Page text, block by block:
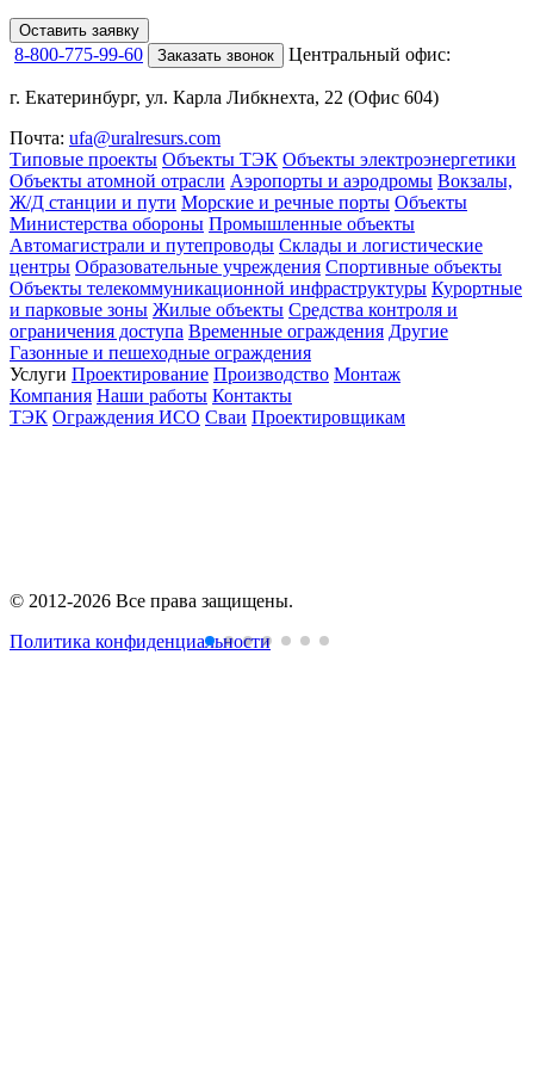
Оставить заявку
8-800-775-99-60 Заказать звонок Центральный офис:
г. Екатеринбург, ул. Карла Либкнехта, 22 (Офис 604)
Почта: ufa@uralresurs.com
Типовые проекты Объекты ТЭК Объекты электроэнергетики
Объекты атомной отрасли Аэропорты и аэродромы Вокзалы,
Ж/Д станции и пути Морские и речные порты Объекты
Министерства обороны Промышленные объекты
Автомагистрали и путепроводы Склады и логистические
центры Образовательные учреждения Спортивные объекты
Объекты телекоммуникационной инфраструктуры Курортные
и парковые зоны Жилые объекты Средства контроля и
ограничения доступа Временные ограждения Другие
Газонные и пешеходные ограждения
Услуги Проектирование Производство Монтаж
Компания Наши работы Контакты
ТЭК Ограждения ИСО Сваи Проектировщикам
© 2012-2026 Все права защищены.
Политика конфиденциальности